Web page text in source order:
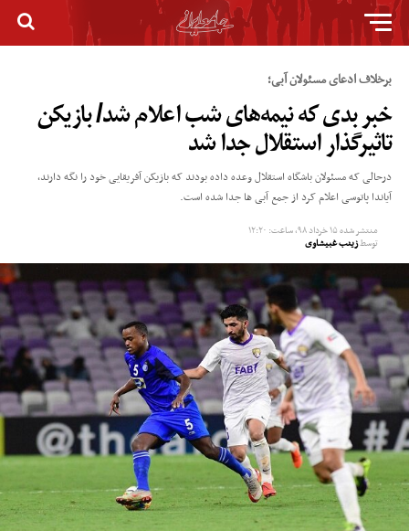
برخلاف ادعای مسئولان آبی؛
خبر بدی که نیمه‌های شب اعلام شد/ بازیکن
تاثیرگذار استقلال جدا شد
درحالی که مسئولان باشگاه استقلال وعده داده بودند که بازیکن آفریقایی خود را نگه دارند،
آیاندا پاتوسی اعلام کرد از جمع آبی ها جدا شده است.
منتشر شده۱۵ خرداد ۹۸, ساعت: ۱۲:۲۰
توسطزینب غبیشاوی